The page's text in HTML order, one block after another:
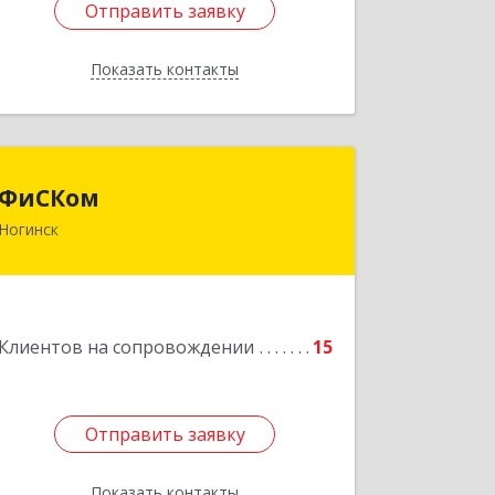
Отправить заявку
Показать контакты
Отправить заявку
Назад
на сопровождении 15
Отправить заявку
142403, Московская обл., г.Ногинск,
Отправить заявку